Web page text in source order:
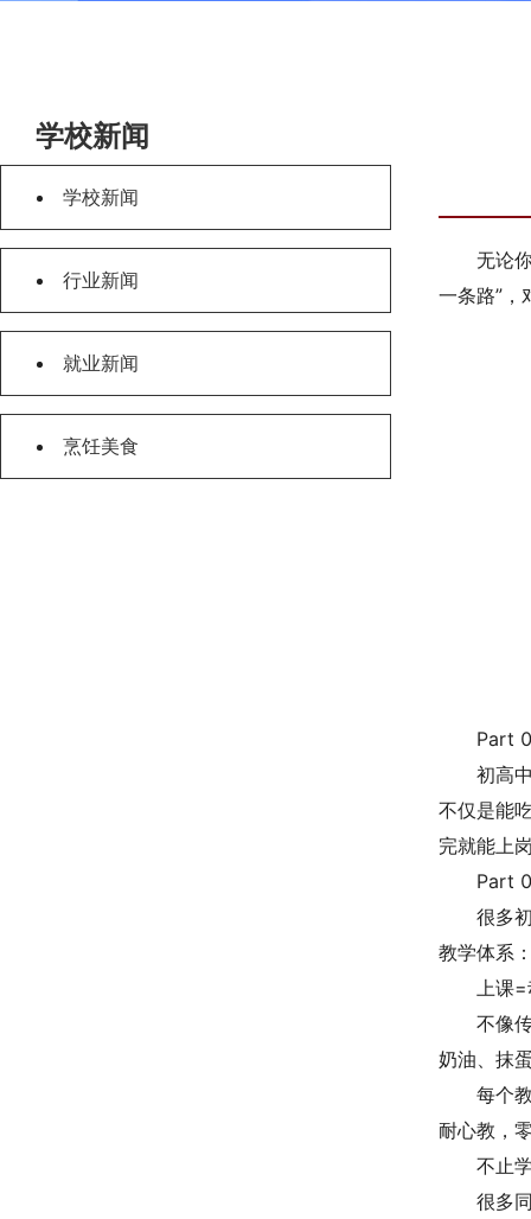
学校新闻
学校新闻
行业新闻
就业新闻
烹饪美食
无论
一条路”，
Part
初高
不仅是能
完就能上
Part
很多
教学体系
上课=
不像
奶油、抹
每个
耐心教，
不止
很多